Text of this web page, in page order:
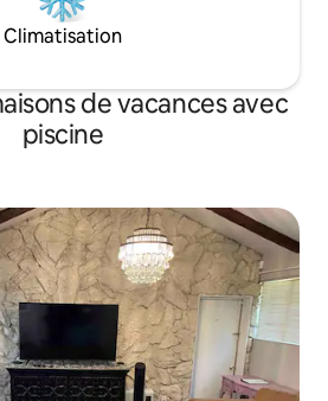
Climatisation
de vacances avec
piscine